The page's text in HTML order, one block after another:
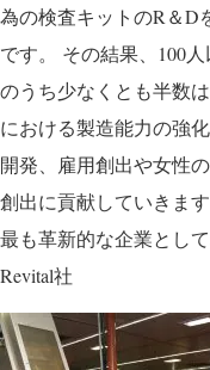
の検査キットのR＆D
す。
その結果、100
うち少なくとも半数
おける製造能力の強
開発、雇用創出や女性
出に貢献していきます
も革新的な企業として
社